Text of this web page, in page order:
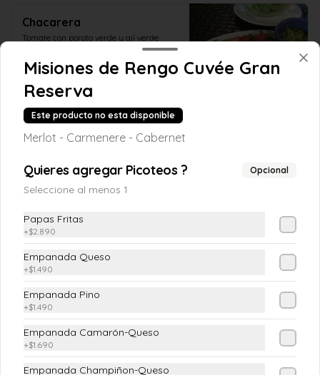
Chacarera
Tomate con poroto verde y ají verde
$4.190
(Tomate, cebolla pluma y cilantro)
$4.190
Ensalada Mixta
(Lechuga costina o Escarola, Tomate,
Pimiento Verde, Cebolla Morada)
$5.890
Misiones de Rengo Cuvée Gran
Reserva
Este producto no esta disponible
Merlot - Carmenere - Cabernet
Quieres agregar Picoteos ? Opcional
Seleccione al menos 1
Papas Fritas
+$2.890
Empanada Queso
+$1.490
Empanada Pino
+$1.490
Empanada Camarón-Queso
+$1.690
Empanada Champiñon-Queso